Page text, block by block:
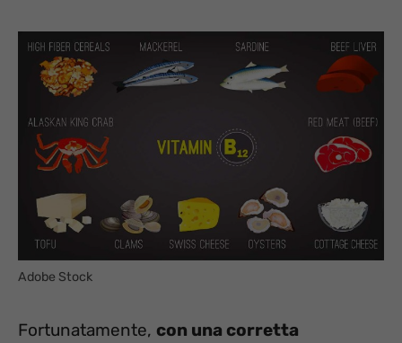
Adobe Stock
Fortunatamente, con una corretta